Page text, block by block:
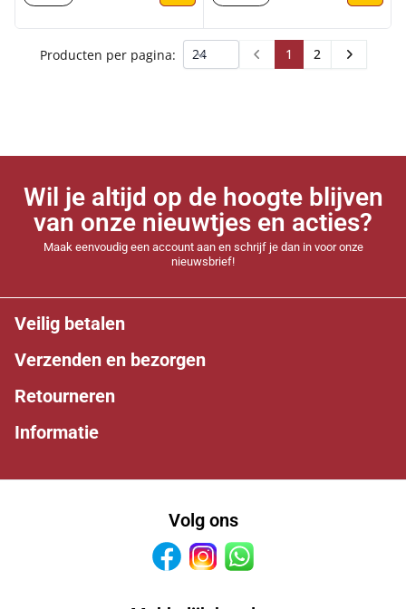
Producten per pagina: Prev 1 2 Next
Wil je altijd op de hoogte blijven
van onze nieuwtjes en acties?
Maak eenvoudig een account aan en schrijf je dan in voor onze
nieuwsbrief!
Veilig betalen
Verzenden en bezorgen
Retourneren
Informatie
Volg ons
FacebookInstagram